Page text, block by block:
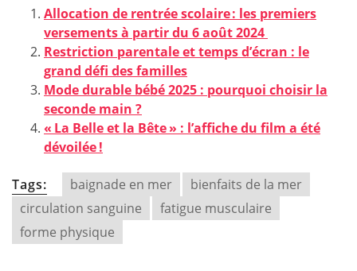
Allocation de rentrée scolaire : les premiers
versements à partir du 6 août 2024
Restriction parentale et temps d’écran : le
grand défi des familles
Mode durable bébé 2025 : pourquoi choisir la
seconde main ?
« La Belle et la Bête » : l’affiche du film a été
dévoilée !
Tags: baignade en mer
bienfaits de la mer
circulation sanguine
fatigue musculaire
forme physique